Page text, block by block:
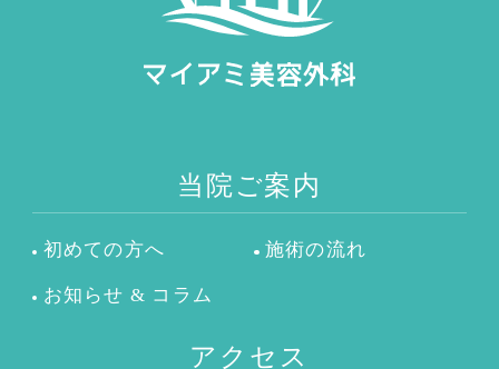
当院ご案内
初めての方へ 施術の流れ
お知らせ & コラム
アクセス